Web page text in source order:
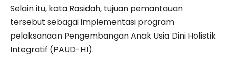
Selain itu, kata Rasidah, tujuan pemantauan
tersebut sebagai implementasi program
pelaksanaan Pengembangan Anak Usia Dini Holistik
Integratif (PAUD-HI).